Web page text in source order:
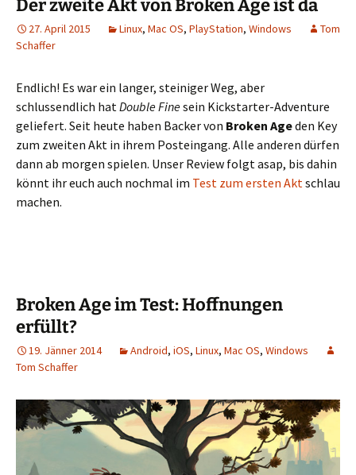
Der zweite Akt von Broken Age ist da
27. April 2015 Linux, Mac OS, PlayStation, Windows
Tom
Schaffer
Endlich! Es war ein langer, steiniger Weg, aber
schlussendlich hat Double Finesein Kickstarter-Adventure
geliefert. Seit heute haben Backer von Broken Ageden Key
zum zweiten Akt in ihrem Posteingang. Alle anderen dürfen
dann ab morgen spielen. Unser Review folgt asap, bis dahin
könnt ihr euch auch nochmal im Test zum ersten Akt schlau
machen.
Broken Age im Test: Hoffnungen
erfüllt?
19. Jänner 2014 Android, iOS, Linux, Mac OS, Windows
Tom Schaffer